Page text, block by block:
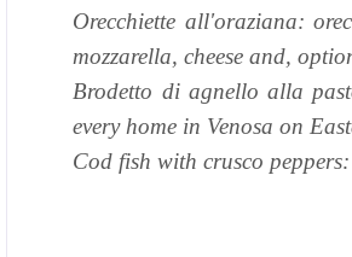
Orecchiette all'oraziana:
mozzarella, cheese and,
Brodetto di agnello alla
every home in Venosa on
Cod fish with crusco